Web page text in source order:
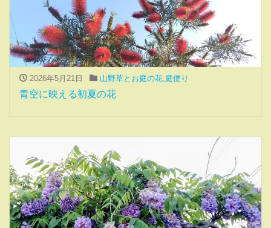
2026年5月21日 山野草とお庭の花, 庭便り
青空に映える初夏の花